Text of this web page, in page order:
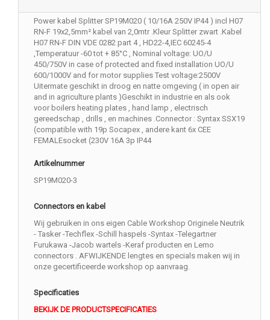
Power kabel Splitter SP19M020 ( 10/16A 250V IP44 ) incl H07
RN-F 19x2,5mm² kabel van 2,0mtr .Kleur Splitter zwart .Kabel
H07 RN-F DIN VDE 0282 part 4 , HD22-4,IEC 60245-4
,Temperatuur -60 tot + 85°C , Nominal voltage: UO/U
450/750V in case of protected and fixed installation UO/U
600/1000V and for motor supplies Test voltage:2500V
Uitermate geschikt in droog en natte omgeving ( in open air
and in agriculture plants )Geschikt in industrie en als ook
voor boilers heating plates , hand lamp , electrisch
gereedschap , drills , en machines .Connector : Syntax SSX19
(compatible with 19p Socapex , andere kant 6x CEE
FEMALEsocket (230V 16A 3p IP44
Artikelnummer
SP19M020-3
Connectors en kabel
Wij gebruiken in ons eigen Cable Workshop Originele Neutrik
- Tasker -Techflex -Schill haspels -Syntax -Telegartner
Furukawa -Jacob wartels -Keraf producten en Lemo
connectors . AFWIJKENDE lengtes en specials maken wij in
onze gecertificeerde workshop op aanvraag.
Specificaties
BEKIJK DE PRODUCTSPECIFICATIES